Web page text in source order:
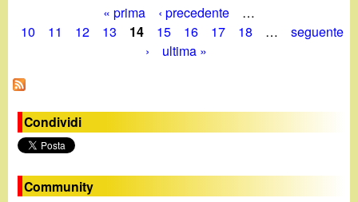
P
g
i
n
e
« prima ‹ precedente
…
10
11 12 13 14 15 16 17 18 …
seguente
›
ultima »
Condividi
Community